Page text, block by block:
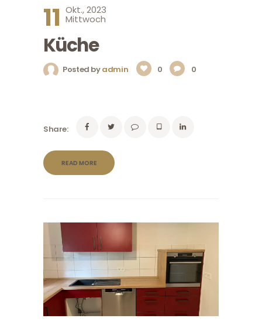
11 Okt., 2023
Mittwoch
Küche
Posted byadmin 0 0
Share:
READ MORE